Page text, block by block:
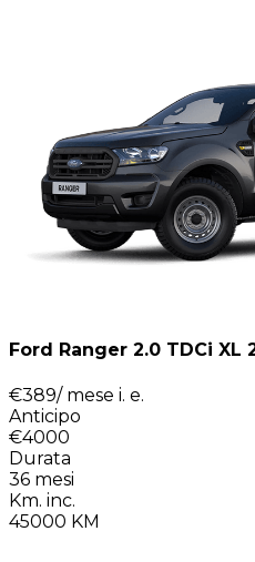
Ford Ranger 2.0 TDCi XL
€389/ mese i. e.
Anticipo
€4000
Durata
36 mesi
Km. inc.
45000 KM